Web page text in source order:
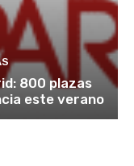
800 plazas
este verano